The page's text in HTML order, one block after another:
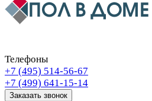
Телефоны
+7 (495) 514-56-67
+7 (499) 641-15-14
Заказать звонок